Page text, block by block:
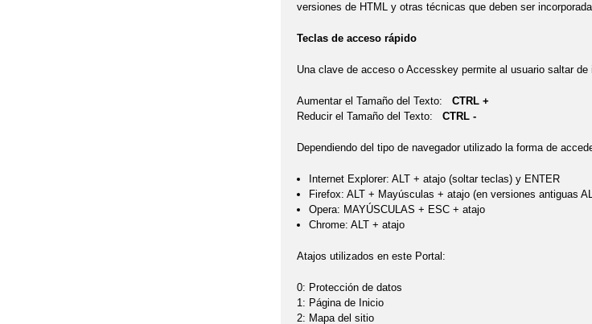
versiones de HTML y otras técnicas que deben ser
Teclas de acceso rápido
Una clave de acceso o Accesskey permite al usuario saltar
Aumentar el Tamaño del Texto: CTRL +
Reducir el Tamaño del Texto: CTRL -
Dependiendo del tipo de navegador utilizado la forma de
Internet Explorer: ALT + atajo (soltar teclas) y ENTER
Firefox: ALT + Mayúsculas + atajo (en versiones antiguas
Opera: MAYÚSCULAS + ESC + atajo
Chrome: ALT + atajo
Atajos utilizados en este Portal:
0: Protección de datos
1: Página de Inicio
2: Mapa del sitio